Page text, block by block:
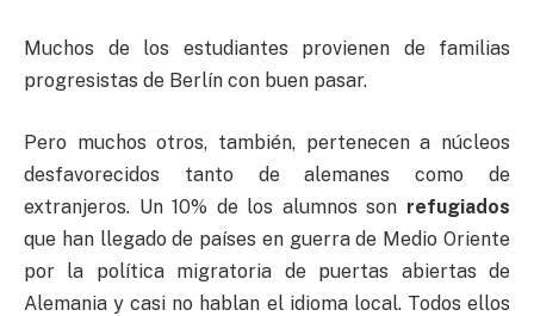
Muchos de los estudiantes provienen de familias
progresistas de Berlín con buen pasar.
Pero muchos otros, también, pertenecen a núcleos
desfavorecidos tanto de alemanes como de
extranjeros. Un 10% de los alumnos son refugiados
que han llegado de países en guerra de Medio Oriente
por la política migratoria de puertas abiertas de
Alemania y casi no hablan el idioma local. Todos ellos